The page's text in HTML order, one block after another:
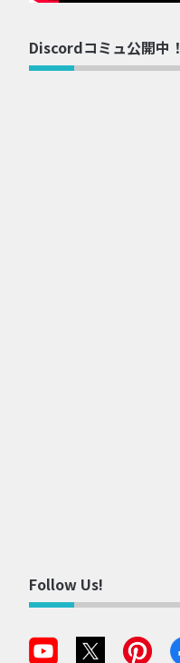
Discordコミュ公開中！
Follow Us!